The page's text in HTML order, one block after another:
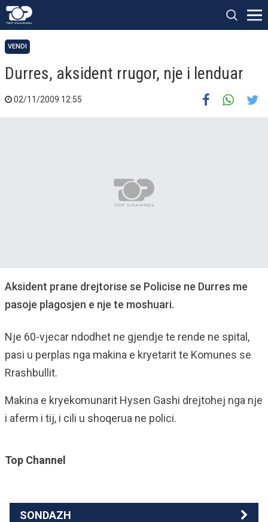
VENDI
Durres, aksident rrugor, nje i lenduar
02/11/2009 12:55
Aksident prane drejtorise se Policise ne Durres me
pasoje plagosjen e nje te moshuari.
Nje 60-vjecar ndodhet ne gjendje te rende ne spital,
pasi u perplas nga makina e kryetarit te Komunes se
Rrashbullit.
Makina e kryekomunarit Hysen Gashi drejtohej nga nje
i aferm i tij, i cili u shoqerua ne polici.
Top Channel
SONDAZH